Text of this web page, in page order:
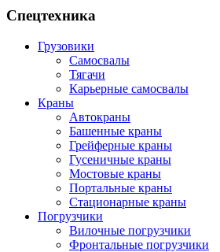
Спецтехника
Грузовики
Самосвалы
Тягачи
Карьерные самосвалы
Краны
Автокраны
Башенные краны
Грейферные краны
Гусеничные краны
Мостовые краны
Портальные краны
Стационарные краны
Погрузчики
Вилочные погрузчики
Фронтальные погрузчики